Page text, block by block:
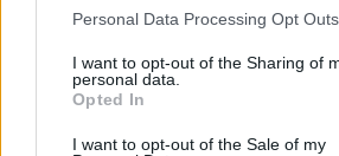
Personal Data Processing Opt Outs
I want to opt-out of the Sharing of
personal data.
Opted In
I want to opt-out of the Sale of my
Pour prolonger le plaisir